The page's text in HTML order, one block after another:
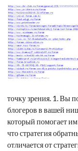
точку зрения. 1. Вы
блогеров в вашей
который помогает
что стратегия
отличается от